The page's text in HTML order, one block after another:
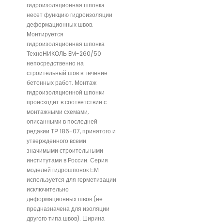
гидроизоляционная шпонка
несет функцию гидроизоляции
деформационных швов.
Монтируется
гидроизоляционная шпонка
ТехноНИКОЛЬ EM-260/50
непосредственно на
строительный шов в течение
бетонных работ. Монтаж
гидроизоляционной шпонки
происходит в соответствии с
монтажными схемами,
описанными в последней
редакии ТР 186-07, принятого и
утвержденного всеми
значимыми строительными
институтами в России. Серия
моделей гидрошпонок ЕМ
используется для герметизации
исключительно
деформационных швов (не
предназначена для изоляции
другого типа швов). Ширина